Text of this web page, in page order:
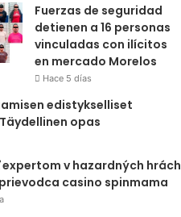
Fuerzas de seguridad
detienen a 16 personas
vinculadas con ilícitos
en mercado Morelos
Hace 5 días
edistykselliset
opas
v hazardných hrách
casino spinmama